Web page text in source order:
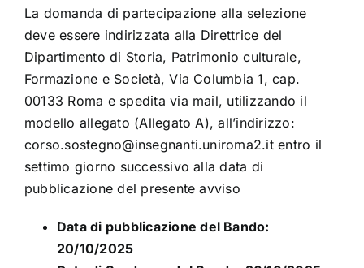
La domanda di partecipazione alla selezione
deve essere indirizzata alla Direttrice del
Dipartimento di Storia, Patrimonio culturale,
Formazione e Società, Via Columbia 1, cap.
00133 Roma e spedita via mail, utilizzando il
modello allegato (Allegato A), all’indirizzo:
corso.sostegno@insegnanti.uniroma2.it entro il
settimo giorno successivo alla data di
pubblicazione del presente avviso
Data di pubblicazione del Bando:
20/10/2025